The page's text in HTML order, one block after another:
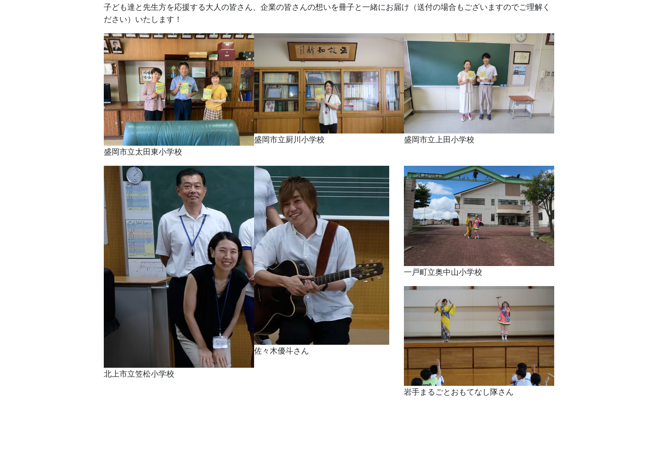
子ども達と先生方を応援する大人の皆さん、企業の皆さんの想いを冊子と一緒にお届け（送付の場合もございますのでご理解く
ださい）いたします！
盛岡市立太田東小学校
盛岡市立厨川小学校 盛岡市立上田小学校
北上市立笠松小学校
佐々木優斗さん
一戸町立奥中山小学校
岩手まるごとおもてなし隊さん